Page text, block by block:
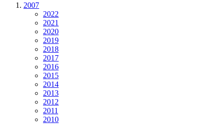
2007
2022
2021
2020
2019
2018
2017
2016
2015
2014
2013
2012
2011
2010